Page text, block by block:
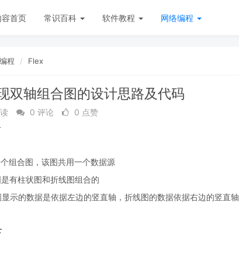
容首页 常识百科 软件教程 网络编程
程 Flex
双轴组合图的设计思路及代码
0 评论
0 点赞
个组合图，该图共用一个数据源
是有柱状图和折线图组合的
显示的数据是依据左边的竖直轴，折线图的数据依据右边的竖直轴